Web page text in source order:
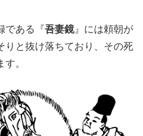
である『吾妻鏡』には頼朝が
りと抜け落ちており、その死
。